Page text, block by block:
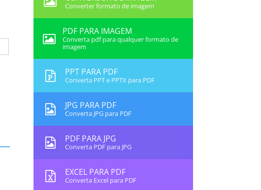
Converter formato de imagem
PDF PARA IMAGEM
Converta pdf para qualquer formato de
imagem
PPT PARA PDF
Converta PPT e PPTX para PDF
JPG PARA PDF
Converta JPG para PDF
PDF PARA JPG
Converta PDF para JPG
EXCEL PARA PDF
Converta Excel para PDF